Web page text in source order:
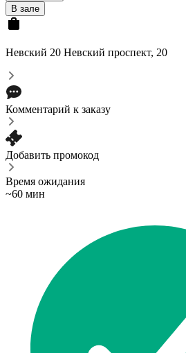
В зале
Невский 20 Невский проспект, 20
Комментарий к заказу
Добавить промокод
Время ожидания
~60 мин